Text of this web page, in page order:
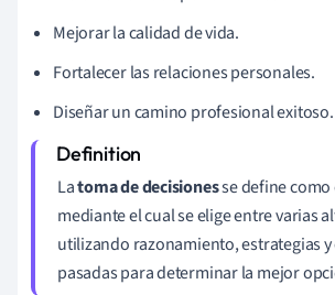
Mejorar la calidad de vida.
Fortalecer las relaciones personales.
Diseñar un camino profesional exitoso.
Latoma de decisionesse define como
mediante el cual se elige entre varias
utilizando razonamiento, estrategias
pasadas para determinar la mejor